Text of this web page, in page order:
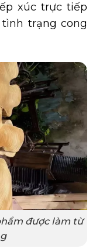
xúc trực tiếp
trạng cong
được làm từ